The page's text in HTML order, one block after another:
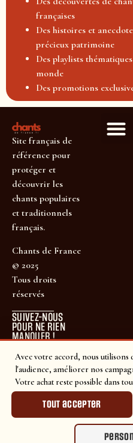
Avec votre accord, nous utilisons
l'audience, améliorer nos
Votre achat reste possible dans
Tout accepter
françaises
Des histoires et
précieux patrimoine
Des playlists
monde
Des promotions
Site français de
référence pour
protéger et
découvrir les
chants populaires
et traditionnels
français.
Chants de France
© 2025
Tous droits
réservés
SUIVEZ-NOUS
POUR NE RIEN
MANQUER !